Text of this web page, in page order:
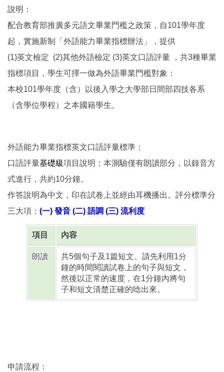
說明：
配合教育部推廣多元語文畢業門檻之政策，自101學年度
起，實施新制「外語能力畢業指標辦法」，提供
(1)英文檢定 (2)其他外語檢定 (3)英文口語評量 ，共3種畢業
指標項目，學生可擇一做為外語畢業門檻對象：
本校101學年度（含）以後入學之大學部日間部四技各系
（含學位學程）之本國籍學生。
外語能力畢業指標英文口語評量標準：
口語評量基礎級項目說明：本測驗僅有朗讀部分，以錄音方
式進行，共約10分鐘。
作答說明為中文，印在試卷上並經由耳機播出。評分標準分
三大項： (一) 發音 (二) 語調 (三) 流利度
項目 內容
朗讀
共5個句子及1篇短文。請先利用1分
鐘的時間閱讀試卷上的句子與短文，
然後以正常的速度，在1分鐘內將句
子和短文清楚正確的唸出來。
申請流程：